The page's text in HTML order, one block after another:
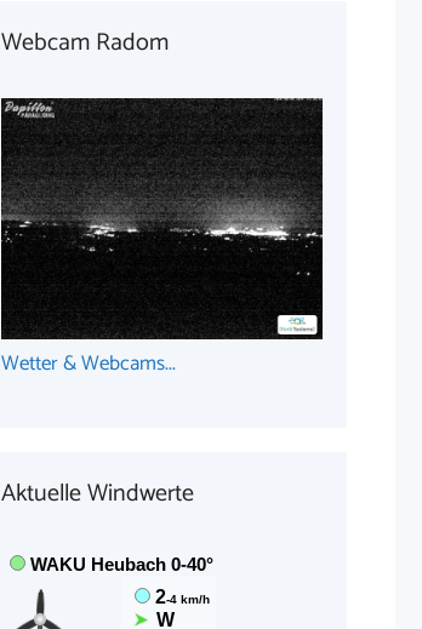
Webcam Radom
Wetter & Webcams...
Aktuelle Windwerte